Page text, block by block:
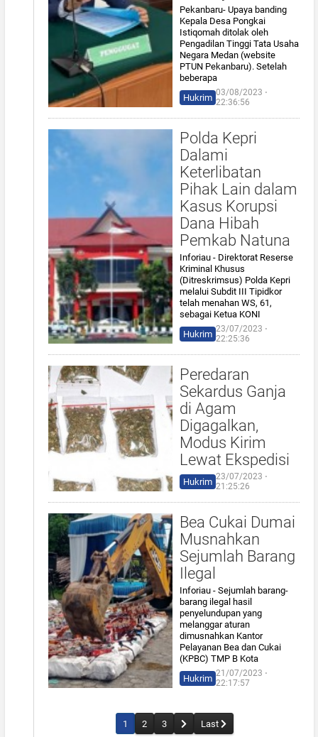
Pekanbaru- Upaya banding
Kepala Desa Pongkai
Istiqomah ditolak oleh
Pengadilan Tinggi Tata Usaha
Negara Medan (website
PTUN Pekanbaru). Setelah
beberapa
Hukrim 03/08/2023 ⋅
22:36:56
Polda Kepri
Dalami
Keterlibatan
Pihak Lain dalam
Kasus Korupsi
Dana Hibah
Pemkab Natuna
Inforiau - Direktorat Reserse
Kriminal Khusus
(Ditreskrimsus) Polda Kepri
melalui Subdit III Tipidkor
telah menahan WS, 61,
sebagai Ketua KONI
Hukrim 23/07/2023 ⋅
22:25:36
Peredaran
Sekardus Ganja
di Agam
Digagalkan,
Modus Kirim
Lewat Ekspedisi
Hukrim 23/07/2023 ⋅
21:25:26
Bea Cukai Dumai
Musnahkan
Sejumlah Barang
Ilegal
Inforiau - Sejumlah barang-
barang ilegal hasil
penyelundupan yang
melanggar aturan
dimusnahkan Kantor
Pelayanan Bea dan Cukai
(KPBC) TMP B Kota
Hukrim 21/07/2023 ⋅
22:17:57
1 2 3 Last